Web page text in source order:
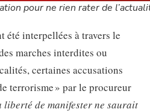
pour ne rien rater de
été interpellées à travers le
marches interdites ou
certaines accusations
terrorisme » par le procureur
liberté de manifester ne saurait